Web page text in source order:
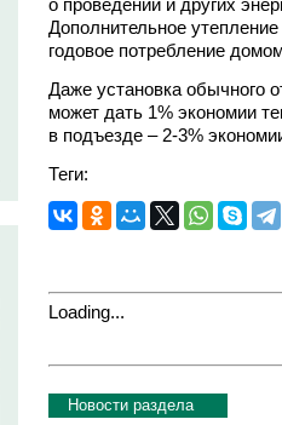
Дополнительное
годовое потребление
Даже установка обычного
может дать 1% экономии
в подъезде – 2-3%
Теги:
Loading...
Новости раздела